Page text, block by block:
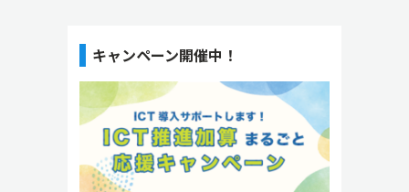
キャンペーン開催中！